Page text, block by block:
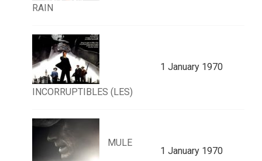
RAIN
INCORRUPTIBLES (LES)
1 January 1970
MULE
1 January 1970